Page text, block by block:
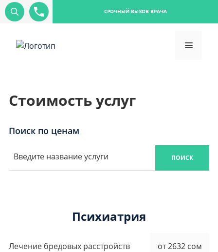
СРОЧНЫЙ ВЫЗОВ ВРАЧА
Стоимость услуг
Поиск по ценам
ПОИСК
Психиатрия
Лечение бредовых расстройств от 2632 сом